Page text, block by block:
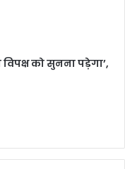
को सुनना पड़ेगा’,